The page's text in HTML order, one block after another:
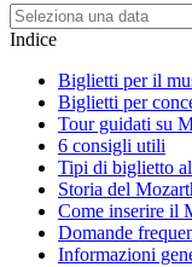
Indice
Biglietti per il
Biglietti per
Tour guidati su
6 consigli utili
Tipi di biglietto
Storia del
Come inserire il
Domande
Informazioni